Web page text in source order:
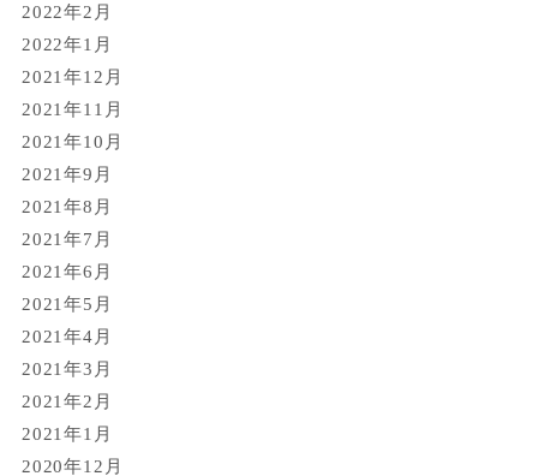
2022年2月
2022年1月
2021年12月
2021年11月
2021年10月
2021年9月
2021年8月
2021年7月
2021年6月
2021年5月
2021年4月
2021年3月
2021年2月
2021年1月
2020年12月